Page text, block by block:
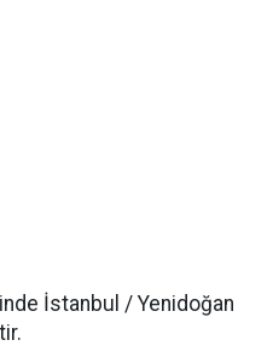
İstanbul / Yenidoğan